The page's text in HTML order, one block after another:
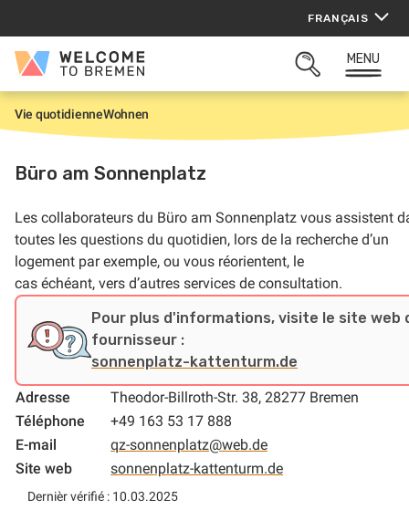
contenu
FRANÇAIS
Welcome
OUVRIR
RECHERCHE
MENU
A
c
u
e
Vie quotidienneWohnen
Büro am Sonnenplatz
Les collaborateurs du Büro am Sonnenplatz vous assistent
toutes les questions du quotidien, lors de la recherche d’un
logement par exemple, ou vous réorientent, le
cas échéant, vers d’autres services de consultation.
Pour plus d'informations, visite le site web
fournisseur :
sonnenplatz-kattenturm.de
Adresse
Theodor-Billroth-Str. 38, 28277 Bremen
Téléphone
+49 163 53 17 888
E-mail
qz-sonnenplatz@web.de
Site web
sonnenplatz-kattenturm.de
Dernièr vérifié : 10.03.2025